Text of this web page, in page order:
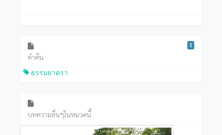
คำค้น
1
ธรรมยาตรา
บทความอื่นๆในหมวดนี้